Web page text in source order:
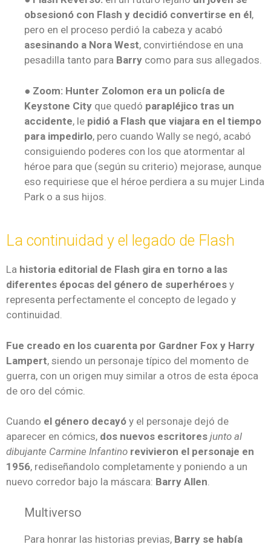
obsesionó con Flash y decidió convertirse en él,
pero en el proceso perdió la cabeza y acabó
asesinando a Nora West, convirtiéndose en una
pesadilla tanto para Barry como para sus allegados.
● Zoom: Hunter Zolomon era un policía de
Keystone City que quedó parapléjico tras un
accidente, le pidió a Flash que viajara en el tiempo
para impedirlo, pero cuando Wally se negó, acabó
consiguiendo poderes con los que atormentar al
héroe para que (según su criterio) mejorase, aunque
eso requiriese que el héroe perdiera a su mujer Linda
Park o a sus hijos.
La continuidad y el legado de Flash
La historia editorial de Flash gira en torno a las
diferentes épocas del género de superhéroes y
representa perfectamente el concepto de legado y
continuidad.
Fue creado en los cuarenta por Gardner Fox y Harry
Lampert, siendo un personaje típico del momento de
guerra, con un origen muy similar a otros de esta época
de oro del cómic.
Cuando el género decayó y el personaje dejó de
aparecer en cómics, dos nuevos escritores junto al
dibujante Carmine Infantino revivieron el personaje en
1956, rediseñandolo completamente y poniendo a un
nuevo corredor bajo la máscara: Barry Allen.
Multiverso
Para honrar las historias previas, Barry se había